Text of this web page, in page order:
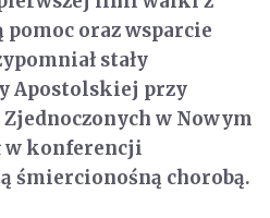
oraz wsparcie
stały
Apostolskiej przy
w Nowym
w konferencji
śmiercionośną chorobą.